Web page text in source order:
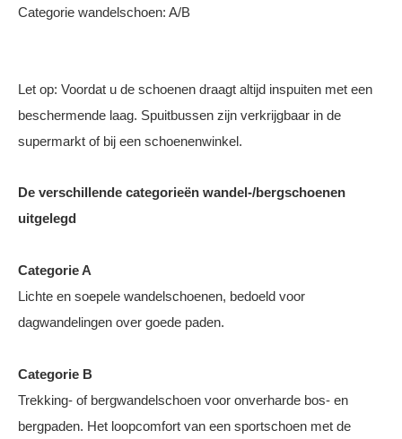
Categorie wandelschoen: A/B
Let op: Voordat u de schoenen draagt altijd inspuiten met een
beschermende laag. Spuitbussen zijn verkrijgbaar in de
supermarkt of bij een schoenenwinkel.
De verschillende categorieën wandel-/bergschoenen
uitgelegd
Categorie A
Lichte en soepele wandelschoenen, bedoeld voor
dagwandelingen over goede paden.
Categorie B
Trekking- of bergwandelschoen voor onverharde bos- en
bergpaden. Het loopcomfort van een sportschoen met de